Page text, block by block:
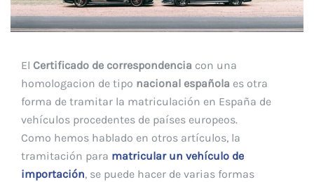
El Certificado de correspondencia con una
homologacion de tipo nacional española es otra
forma de tramitar la matriculación en España de
vehículos procedentes de países europeos.
Como hemos hablado en otros artículos, la
tramitación para matricular un vehículo de
importación, se puede hacer de varias formas